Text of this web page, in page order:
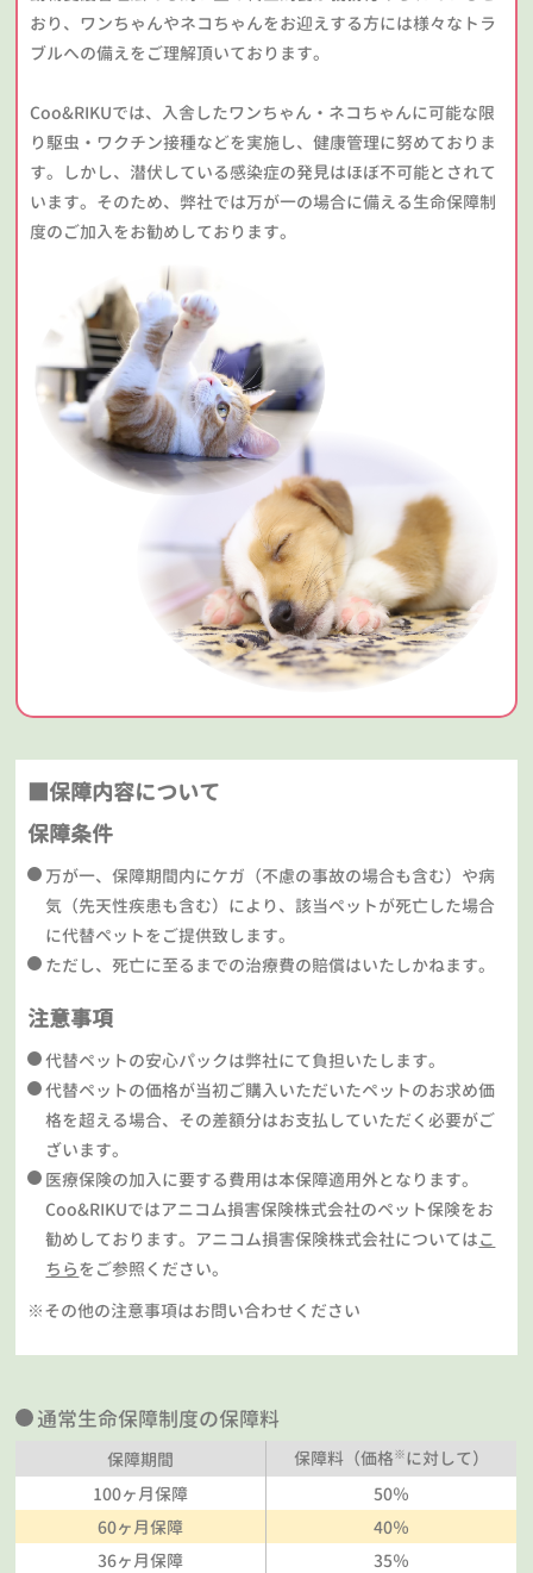
おり、ワンちゃんやネコちゃんをお迎えする方には様々なトラ
ブルへの備えをご理解頂いております。
Coo&RIKUでは、入舎したワンちゃん・ネコちゃんに可能な限
り駆虫・ワクチン接種などを実施し、健康管理に努めておりま
す。しかし、潜伏している感染症の発見はほぼ不可能とされて
います。そのため、弊社では万が一の場合に備える生命保障制
度のご加入をお勧めしております。
■保障内容について
保障条件
万が一、保障期間内にケガ（不慮の事故の場合も含む）や病
気（先天性疾患も含む）により、該当ペットが死亡した場合
に代替ペットをご提供致します。
ただし、死亡に至るまでの治療費の賠償はいたしかねます。
注意事項
代替ペットの安心パックは弊社にて負担いたします。
代替ペットの価格が当初ご購入いただいたペットのお求め価
格を超える場合、その差額分はお支払していただく必要がご
ざいます。
医療保険の加入に要する費用は本保障適用外となります。
Coo&RIKUではアニコム損害保険株式会社のペット保険をお
勧めしております。アニコム損害保険株式会社についてはこ
ちらをご参照ください。
※その他の注意事項はお問い合わせください
通常生命保障制度の保障料
保障期間 保障料（価格※に対して）
100ヶ月保障
50％
60ヶ月保障
40％
36ヶ月保障
35％